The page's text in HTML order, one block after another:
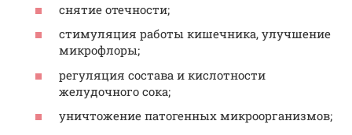
снятие отечности;
стимуляция работы кишечника, улучшение
микрофлоры;
регуляция состава и кислотности
желудочного сока;
уничтожение патогенных микроорганизмов;